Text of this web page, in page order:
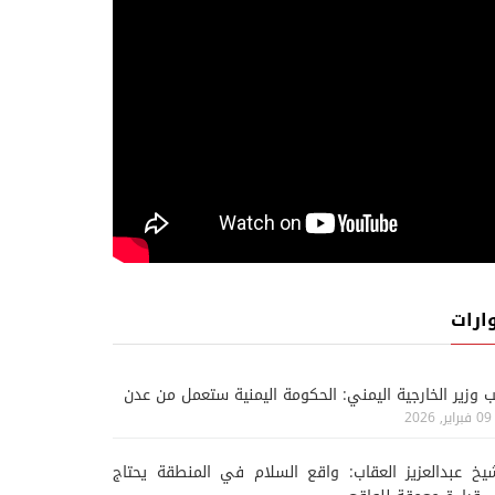
وزير الخارجية اليمني: الحكومة اليمنية ستعمل من عدن
09 فبراير, 2026
عبدالعزيز العقاب: واقع السلام في المنطقة يحتاج